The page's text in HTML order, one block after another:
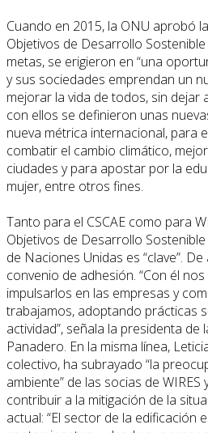
Cuando en 2015, la ONU aprobó
Objetivos de Desarrollo
metas, se erigieron en “una
y sus sociedades emprendan un
mejorar la vida de todos, sin dejar
con ellos se definieron unas
nueva métrica internacional, para
combatir el cambio climático,
ciudades y para apostar por la
mujer, entre otros fines.
Tanto para el CSCAE como para
Objetivos de Desarrollo
de Naciones Unidas es “clave”.
convenio de adhesión. “Con él
impulsarlos en las empresas y
trabajamos, adoptando prácticas
actividad”, señala la presidenta de
Panadero. En la misma línea,
colectivo, ha subrayado “la
ambiente” de las socias de
contribuir a la mitigación de la
actual: “El sector de la edificación